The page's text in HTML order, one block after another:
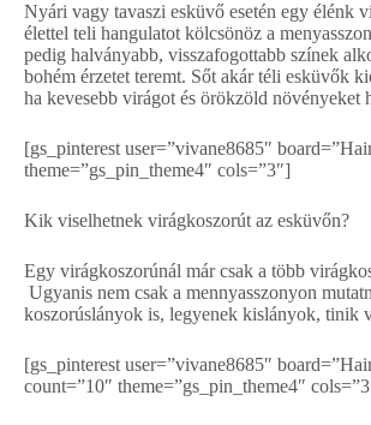
Nyári vagy tavaszi esküvő esetén egy élénk
élettel teli hangulatot kölcsönöz a
pedig halványabb, visszafogottabb színek
bohém érzetet teremt. Sőt akár téli esküvők
ha kevesebb virágot és örökzöld növényeket
[gs_pinterest user=”vivane8685″
theme=”gs_pin_theme4″ cols=”3″]
Kik viselhetnek virágkoszorút az esküvőn?
Egy virágkoszorúnál már csak a több
Ugyanis nem csak a mennyasszonyon
koszorúslányok is, legyenek kislányok, tinik
[gs_pinterest user=”vivane8685″
count=”10″ theme=”gs_pin_theme4″